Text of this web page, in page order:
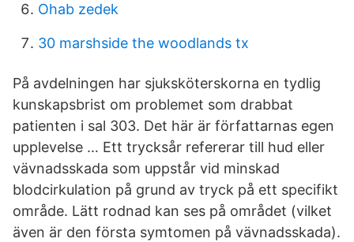
Ohab zedek
30 marshside the woodlands tx
På avdelningen har sjuksköterskorna en tydlig
kunskapsbrist om problemet som drabbat
patienten i sal 303. Det här är författarnas egen
upplevelse … Ett trycksår refererar till hud eller
vävnadsskada som uppstår vid minskad
blodcirkulation på grund av tryck på ett specifikt
område. Lätt rodnad kan ses på området (vilket
även är den första symtomen på vävnadsskada).